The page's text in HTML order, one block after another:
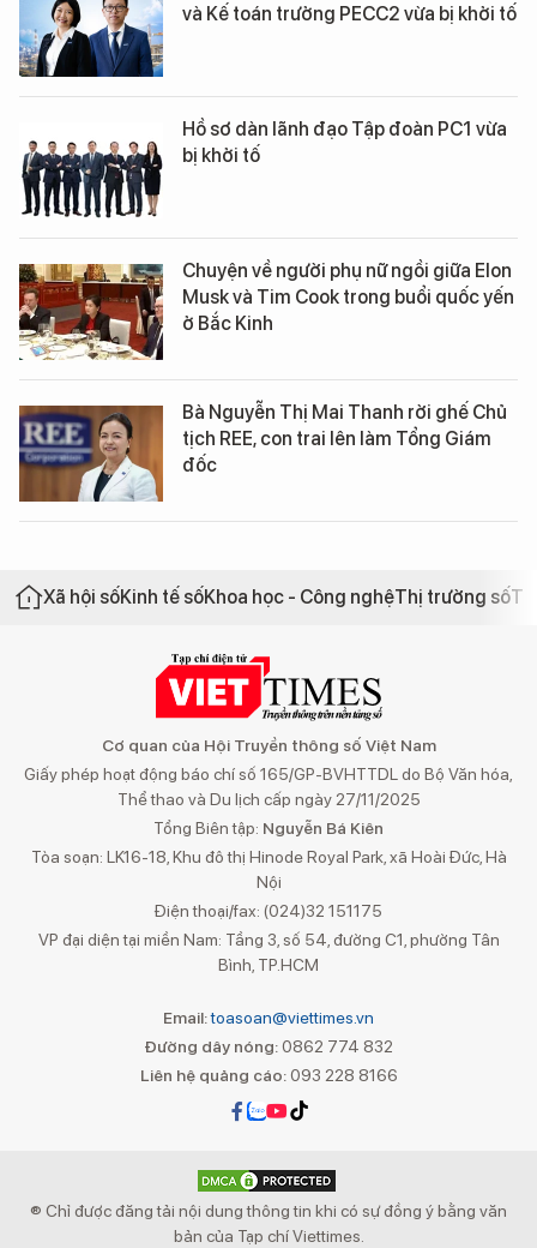
và Kế toán trưởng PECC2 vừa bị khởi tố
Hồ sơ dàn lãnh đạo Tập đoàn PC1 vừa
bị khởi tố
Chuyện về người phụ nữ ngồi giữa Elon
Musk và Tim Cook trong buổi quốc yến
ở Bắc Kinh
Bà Nguyễn Thị Mai Thanh rời ghế Chủ
tịch REE, con trai lên làm Tổng Giám
đốc
Xã hội sốKinh tế sốKhoa học - Công nghệThị trường số
Cơ quan của Hội Truyền thông số Việt Nam
Giấy phép hoạt động báo chí số 165/GP-BVHTTDL do Bộ Văn hóa,
Thể thao và Du lịch cấp ngày 27/11/2025
Tổng Biên tập: Nguyễn Bá Kiên
Tòa soạn: LK16-18, Khu đô thị Hinode Royal Park, xã Hoài Đức, Hà
Nội
Điện thoại/fax: (024)32 151175
VP đại diện tại miền Nam: Tầng 3, số 54, đường C1, phường Tân
Bình, TP.HCM
Email:toasoan@viettimes.vn
Đường dây nóng: 0862 774 832
Liên hệ quảng cáo:093 228 8166
® Chỉ được đăng tải nội dung thông tin khi có sự đồng ý bằng văn
bản của Tạp chí Viettimes.